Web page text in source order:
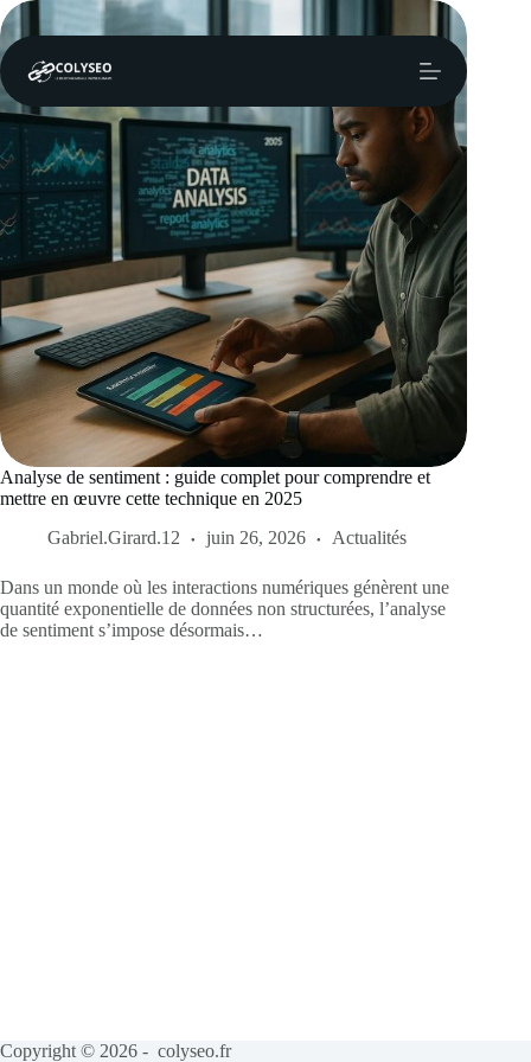
Passer
au
contenu
Analyse de sentiment : guide complet pour comprendre et
mettre en œuvre cette technique en 2025
Gabriel.Girard.12
juin 26, 2026 Actualités
Dans un monde où les interactions numériques génèrent une
quantité exponentielle de données non structurées, l’analyse
de sentiment s’impose désormais…
Copyright © 2026 - colyseo.fr